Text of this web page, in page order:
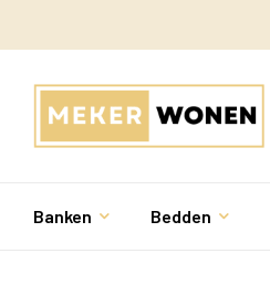
Banken Bedden